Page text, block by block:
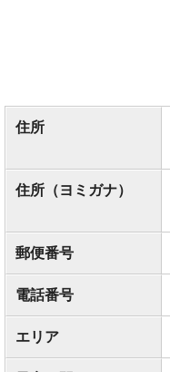
住所
住所（ヨミガナ）
郵便番号
電話番号
エリア